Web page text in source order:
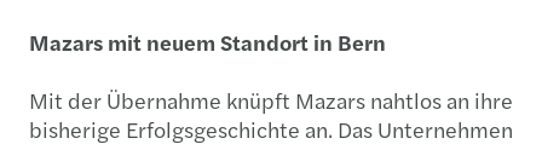
Mazars mit neuem Standort in Bern
Mit der Übernahme knüpft Mazars nahtlos an ihre
bisherige Erfolgsgeschichte an. Das Unternehmen